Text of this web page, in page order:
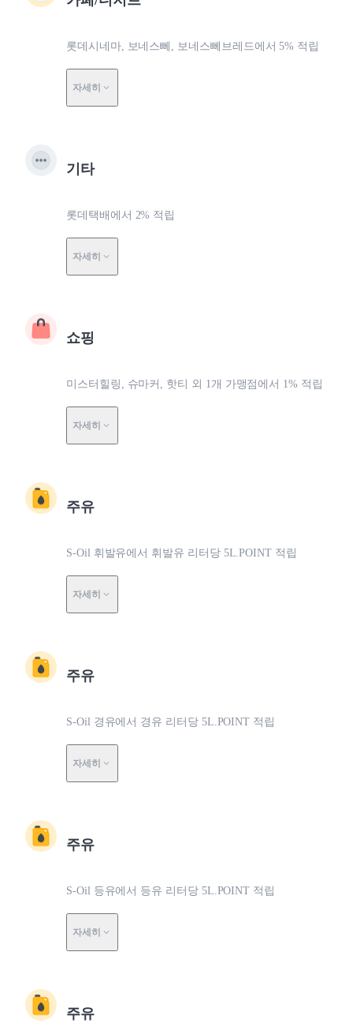
롯데시네마, 보네스뻬, 보네스뻬브레드에서 5% 적립
자세히
기타
롯데택배에서 2% 적립
자세히
쇼핑
미스터힐링, 슈마커, 핫티 외 1개 가맹점에서 1% 적립
자세히
주유
S-Oil 휘발유에서 휘발유 리터당 5L.POINT 적립
자세히
주유
S-Oil 경유에서 경유 리터당 5L.POINT 적립
자세히
주유
S-Oil 등유에서 등유 리터당 5L.POINT 적립
자세히
주유